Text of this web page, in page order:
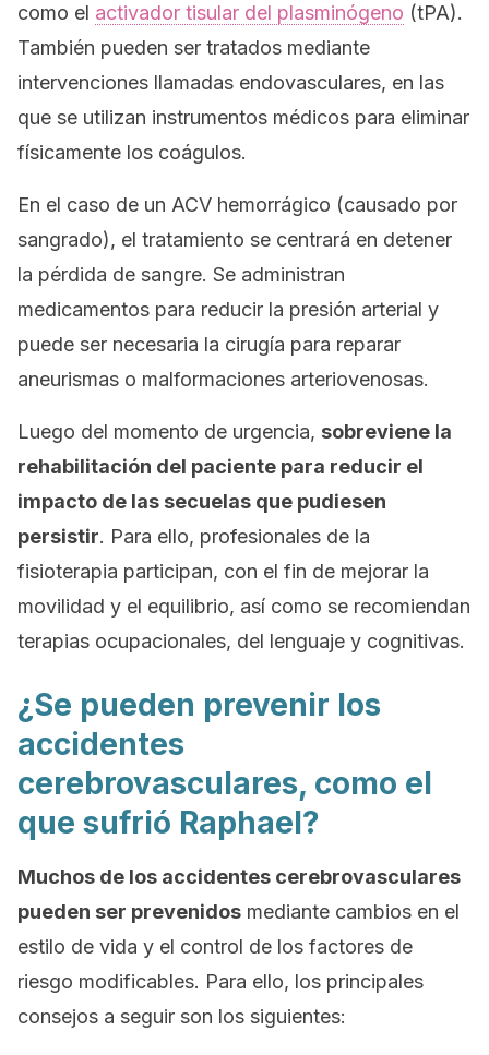
como el activador tisular del plasminógeno (tPA).
También pueden ser tratados mediante
intervenciones llamadas endovasculares, en las
que se utilizan instrumentos médicos para eliminar
físicamente los coágulos.
En el caso de un ACV hemorrágico (causado por
sangrado), el tratamiento se centrará en detener
la pérdida de sangre. Se administran
medicamentos para reducir la presión arterial y
puede ser necesaria la cirugía para reparar
aneurismas o malformaciones arteriovenosas.
Luego del momento de urgencia, sobreviene la
rehabilitación del paciente para reducir el
impacto de las secuelas que pudiesen
persistir. Para ello, profesionales de la
fisioterapia participan, con el fin de mejorar la
movilidad y el equilibrio, así como se recomiendan
terapias ocupacionales, del lenguaje y cognitivas.
¿Se pueden prevenir los
accidentes
cerebrovasculares, como el
que sufrió Raphael?
Muchos de los accidentes cerebrovasculares
pueden ser prevenidos mediante cambios en el
estilo de vida y el control de los factores de
riesgo modificables. Para ello, los principales
consejos a seguir son los siguientes: